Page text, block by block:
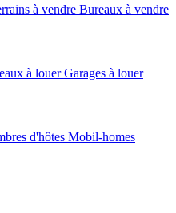
à vendre Bureaux à vendre
à louer Garages à louer
d'hôtes Mobil-homes